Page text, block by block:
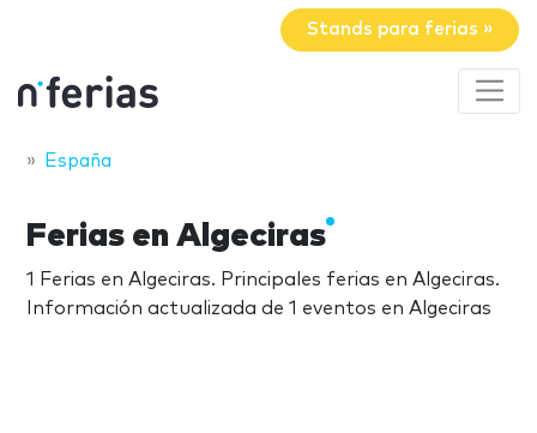
Stands para ferias »
España
Ferias en Algeciras
1 Ferias en Algeciras. Principales ferias en Algeciras.
Información actualizada de 1 eventos en Algeciras